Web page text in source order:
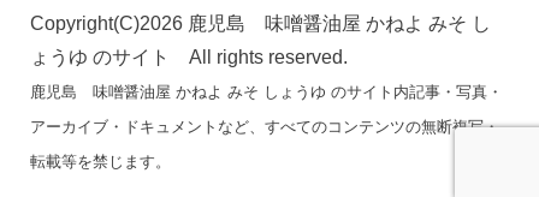
Copyright(C)2026 鹿児島 味噌醤油屋 かねよ みそ し
ょうゆ のサイト All rights reserved.
鹿児島 味噌醤油屋 かねよ みそ しょうゆ のサイト内記事・写真・
アーカイブ・ドキュメントなど、すべてのコンテンツの無断複写・
転載等を禁じます。